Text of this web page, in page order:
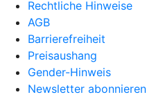
Rechtliche Hinweise
AGB
Barrierefreiheit
Preisaushang
Gender-Hinweis
Newsletter abonnieren